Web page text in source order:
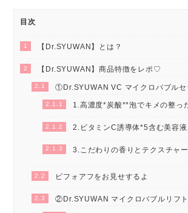
目次
1 【Dr.SYUWAN】とは？
2 【Dr.SYUWAN】商品特徴をレポ♡
2.1 ①Dr.SYUWAN VC マイクロバブルセ
2.1.1 1.高濃度*炭酸**泡でキメの整っ
2.1.2 2.ビタミンC誘導体*5含む美容
2.1.3 3.こだわりの香りとテクスチャー
2.2 ビフォアフをお見せするよ
2.3 ②Dr.SYUWAN マイクロバブルリフ